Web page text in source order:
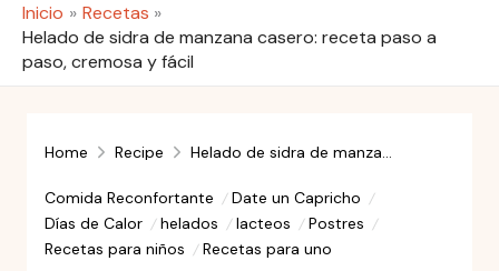
Inicio
Recetas
Helado de sidra de manzana casero: receta paso a
paso, cremosa y fácil
Home Recipe Helado de sidra de manzana casero: receta paso a paso, cremosa y fácil
Comida Reconfortante
Date un Capricho
Días de Calor
helados lacteos
Postres
Recetas para niños
Recetas para uno